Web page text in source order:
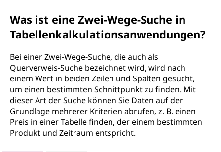
Was ist eine Zwei-Wege-Suche in
Tabellenkalkulationsanwendungen?
Bei einer Zwei-Wege-Suche, die auch als
Querverweis-Suche bezeichnet wird, wird nach
einem Wert in beiden Zeilen und Spalten gesucht,
um einen bestimmten Schnittpunkt zu finden. Mit
dieser Art der Suche können Sie Daten auf der
Grundlage mehrerer Kriterien abrufen, z. B. einen
Preis in einer Tabelle finden, der einem bestimmten
Produkt und Zeitraum entspricht.